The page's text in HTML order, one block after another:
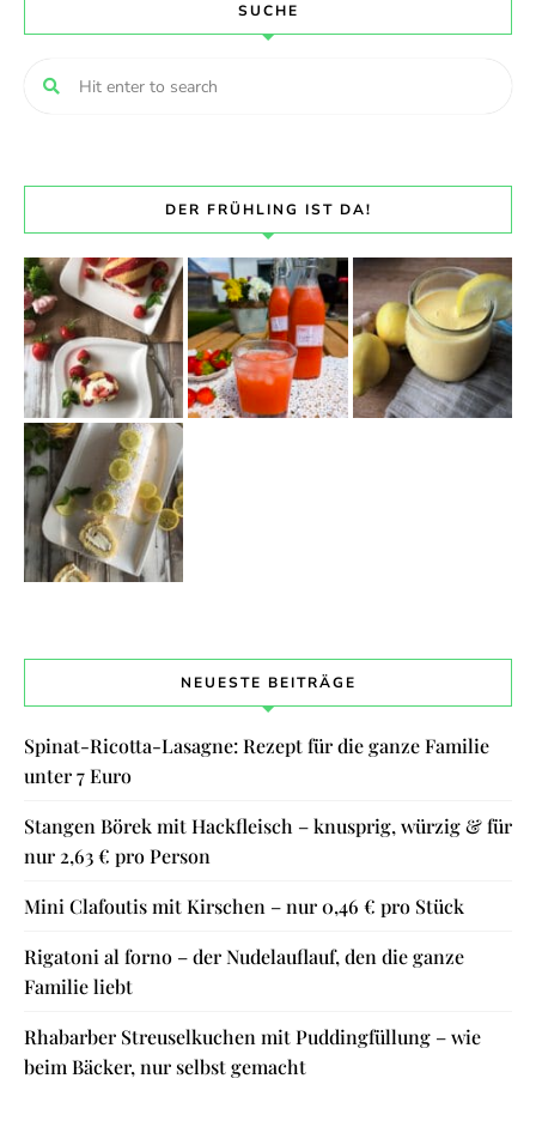
SUCHE
DER FRÜHLING IST DA!
NEUESTE BEITRÄGE
Spinat-Ricotta-Lasagne: Rezept für die ganze Familie
unter 7 Euro
Stangen Börek mit Hackfleisch – knusprig, würzig & für
nur 2,63 € pro Person
Mini Clafoutis mit Kirschen – nur 0,46 € pro Stück
Rigatoni al forno – der Nudelauflauf, den die ganze
Familie liebt
Rhabarber Streuselkuchen mit Puddingfüllung – wie
beim Bäcker, nur selbst gemacht